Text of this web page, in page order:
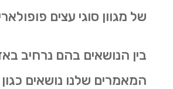
של מגוון סוגי עצים
בין הנושאים בהם נרחיב
המאמרים שלנו נושאים כגון